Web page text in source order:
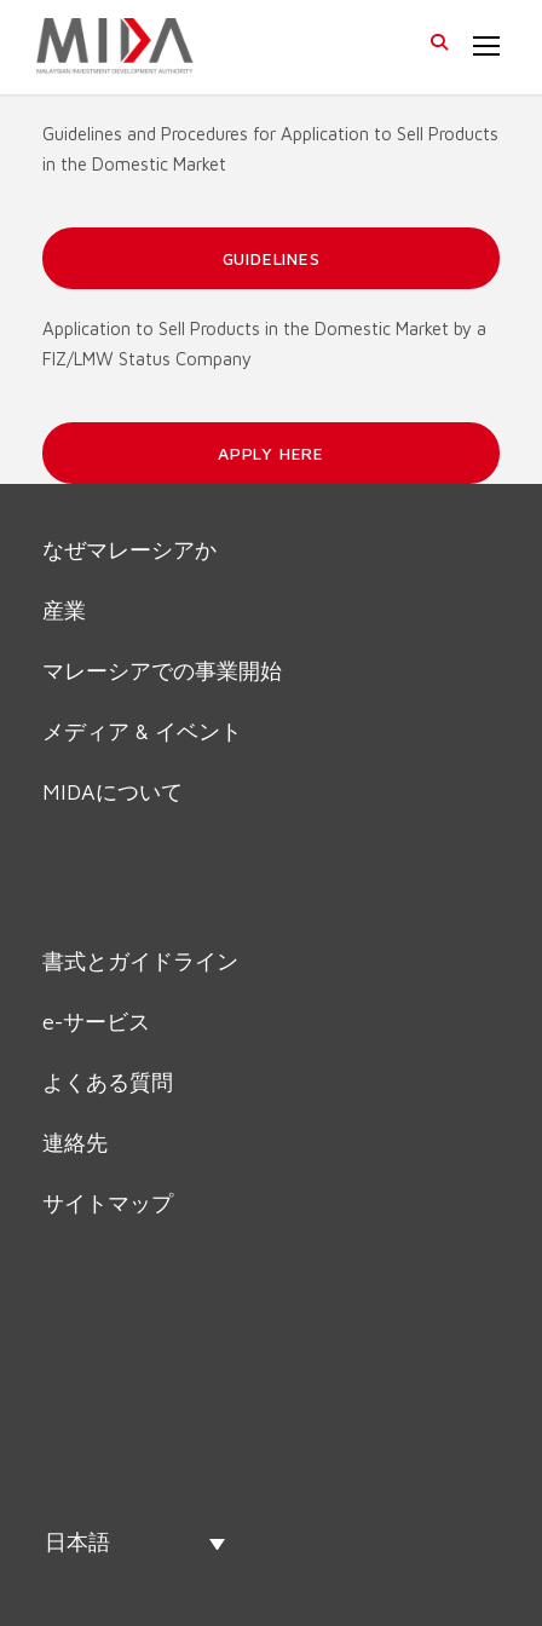
Guidelines and Procedures for Application to Sell Products
in the Domestic Market
GUIDELINES
Application to Sell Products in the Domestic Market by a
FIZ/LMW Status Company
APPLY HERE
なぜマレーシアか
産業
マレーシアでの事業開始
メディア & イベント
MIDAについて
書式とガイドライン
e-サービス
よくある質問
連絡先
サイトマップ
日本語